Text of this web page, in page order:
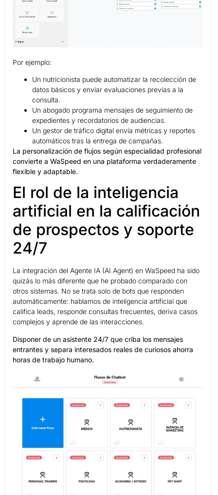
Por ejemplo:
Un nutricionista puede automatizar la recolección de
datos básicos y enviar evaluaciones previas a la
consulta.
Un abogado programa mensajes de seguimiento de
expedientes y recordatorios de audiencias.
Un gestor de tráfico digital envía métricas y reportes
automáticos tras la entrega de campañas.
La personalización de flujos según especialidad profesional
convierte a WaSpeed en una plataforma verdaderamente
flexible y adaptable.
El rol de la inteligencia
artificial en la calificación
de prospectos y soporte
24/7
La integración del Agente IA (AI Agent) en WaSpeed ha sido
quizás lo más diferente que he probado comparado con
otros sistemas. No se trata solo de bots que responden
automáticamente: hablamos de inteligencia artificial que
califica leads, responde consultas frecuentes, deriva casos
complejos y aprende de las interacciones.
Disponer de un asistente 24/7 que criba los mensajes
entrantes y separa interesados reales de curiosos ahorra
horas de trabajo humano.